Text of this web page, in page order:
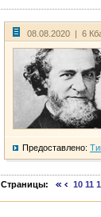
08.08.2020 | 6
Предоставлено:
Страницы: 10 11